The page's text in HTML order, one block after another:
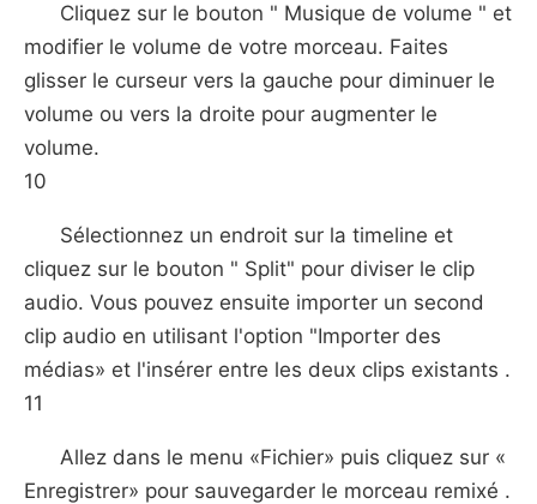
Cliquez sur le bouton " Musique de volume " et
modifier le volume de votre morceau. Faites
glisser le curseur vers la gauche pour diminuer le
volume ou vers la droite pour augmenter le
volume.
10
Sélectionnez un endroit sur ​​la timeline et
cliquez sur le bouton " Split" pour diviser le clip
audio. Vous pouvez ensuite importer un second
clip audio en utilisant l'option "Importer des
médias» et l'insérer entre les deux clips existants .
11
Allez dans le menu «Fichier» puis cliquez sur «
Enregistrer» pour sauvegarder le morceau remixé .